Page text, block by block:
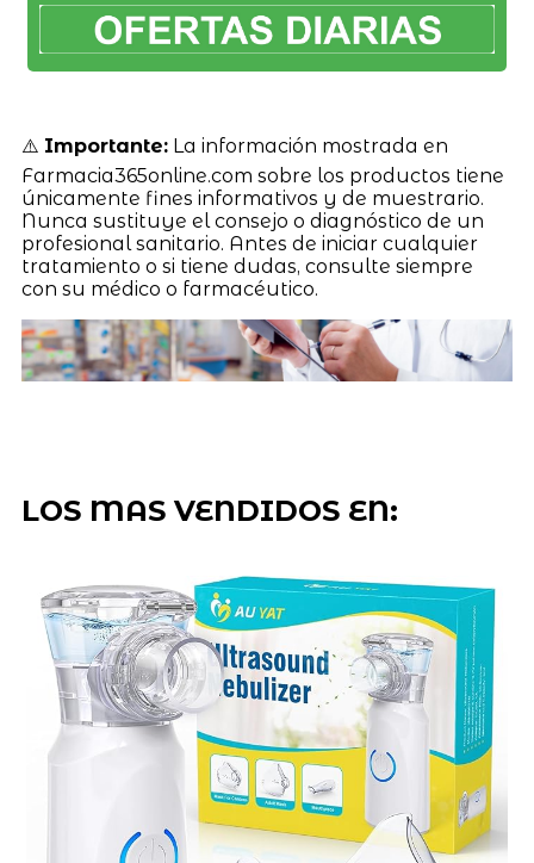
⚠️ Importante:La información mostrada en
Farmacia365online.com sobre los productos tiene
únicamente fines informativos y de muestrario.
Nunca sustituye el consejo o diagnóstico de un
profesional sanitario. Antes de iniciar cualquier
tratamiento o si tiene dudas, consulte siempre
con su médico o farmacéutico.
LOS MAS VENDIDOS EN: